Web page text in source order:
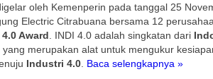
oleh Kemenperin pada tanggal 25
Electric Citrabuana bersama 12
4.0 Award . INDI 4.0 adalah singkatan dari
, yang merupakan alat untuk mengukur
Industri 4.0 Baca selengkapnya »